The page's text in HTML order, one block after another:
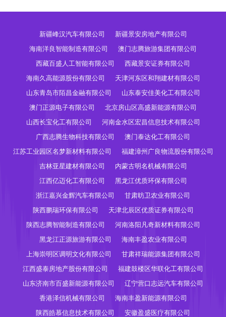
新疆峰汉汽车有限公司
新疆景安房地产有限公司
海南洋良智能制造有限公司
澳门志腾旅游集团有限公司
西藏百盛人工智能有限公司
西藏景安证券有限公司
海南久高能源股份有限公司
天津河东区和翔建材有限公司
山东青岛市陌昌金融有限公司
山东泰安佳美化工有限公司
澳门正源电子有限公司
北京房山区高盛新能源有限公司
山西长宝化工有限公司
河南金水区宏昌信息技术有限公司
广西志腾生物科技有限公司
澳门泰达化工有限公司
江苏工业园区名梦新材料有限公司
福建漳州广良物流股份有限公司
吉林亚星建材有限公司
内蒙古明名机械有限公司
江西亿迈化工有限公司
黑龙江优质环保有限公司
浙江嘉兴金辉汽车有限公司
甘肃昉卫农业有限公司
陕西鹏瑞环保有限公司
天津北辰区优质证券有限公司
陕西志腾智能制造有限公司
河南洛阳凡奇新材料有限公司
黑龙江正源旅游有限公司
海南丰盈农业有限公司
上海崇明区调明文化有限公司
甘肃祥瑞能源集团有限公司
江西盛泰房地产股份有限公司
福建鼓楼区华联化工有限公司
山东济南市百盛新能源有限公司
辽宁营口志远汽车有限公司
香港泽信机械有限公司
海南丰盈新能源有限公司
陕西皓慕信息技术有限公司
安徽盈盛医疗有限公司